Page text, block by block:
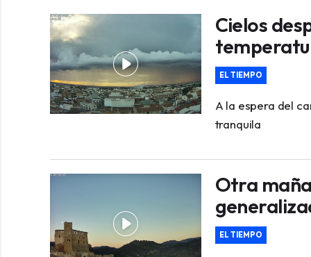
Cielos
EL TIEMPO
A la espera del
tranquila
Otra
EL TIEMPO